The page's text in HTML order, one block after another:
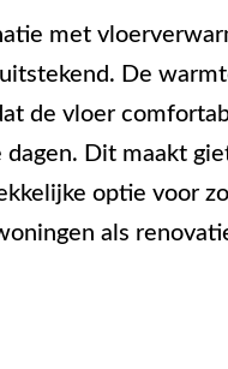
met
De
de vloer
dagen. Dit maakt
optie voor
als